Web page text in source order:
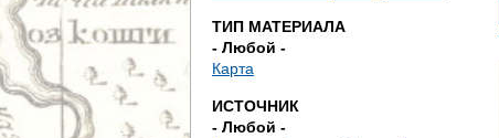
з
д
е
ТИП МАТЕРИАЛА
- Любой -
Карта
ИСТОЧНИК
- Любой -